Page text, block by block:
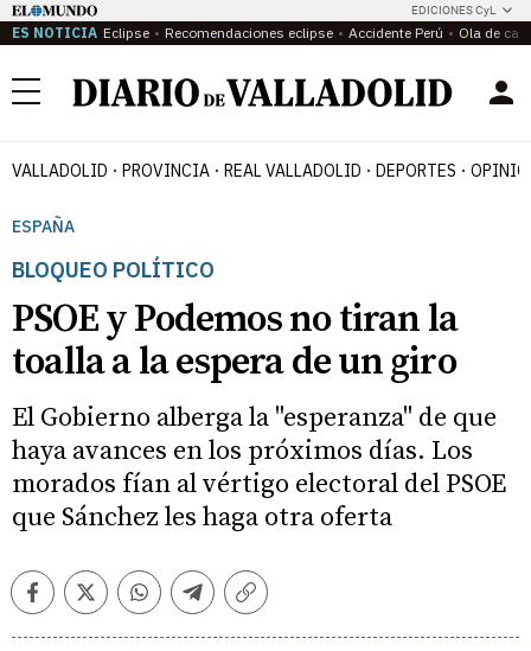
EDICIONES CyL
ES NOTICIA Eclipse Recomendaciones eclipse Accidente Perú Ola de
Menú
VALLADOLID PROVINCIA REAL VALLADOLID DEPORTES
ESPAÑA
BLOQUEO POLÍTICO
PSOE y Podemos no tiran la
toalla a la espera de un giro
El Gobierno alberga la "esperanza" de que
haya avances en los próximos días. Los
morados fían al vértigo electoral del PSOE
que Sánchez les haga otra oferta
FacebookTwitterWhatsappTelegramCopiar